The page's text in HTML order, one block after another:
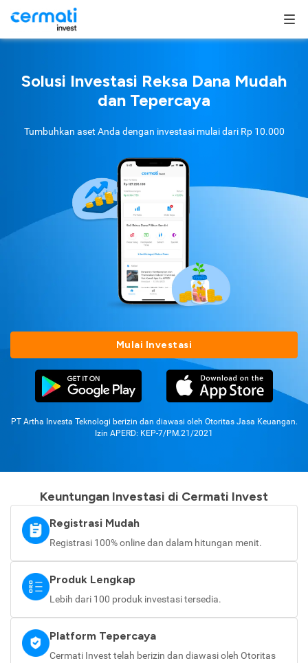
Solusi Investasi Reksa Dana Mudah
dan Tepercaya
Tumbuhkan aset Anda dengan investasi mulai dari Rp 10.000
Mulai Investasi
PT Artha Investa Teknologi berizin dan diawasi oleh Otoritas Jasa Keuangan.
Izin APERD: KEP-7/PM.21/2021
Keuntungan Investasi di Cermati Invest
Registrasi Mudah
Registrasi 100% online dan dalam hitungan menit.
Produk Lengkap
Lebih dari 100 produk investasi tersedia.
Platform Tepercaya
Cermati Invest telah berizin dan diawasi oleh Otoritas